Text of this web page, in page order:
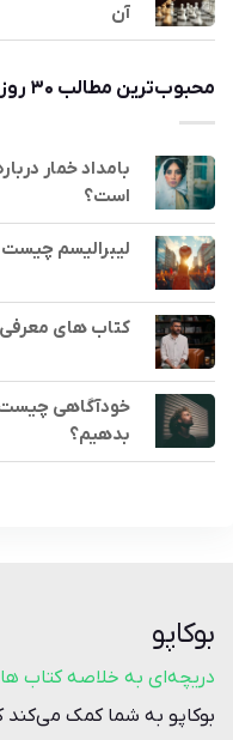
آن
محبوب‌ترین مطالب ۳۰ روز گذشته
بامداد خمار
است؟
لیبرالیسم
کتاب های
خودآگاهی چیست
بدهیم؟
بوکاپو
دریچه‌ای به خلاصه کتاب‌
بوکاپو به شما کمک